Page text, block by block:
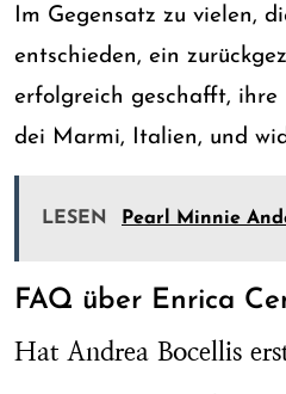
Im Gegensatz zu vielen,
entschieden, ein
erfolgreich geschafft, ihre
dei Marmi, Italien, und
LESEN Pearl Minnie
FAQ über Enrica
Hat Andrea Bocellis